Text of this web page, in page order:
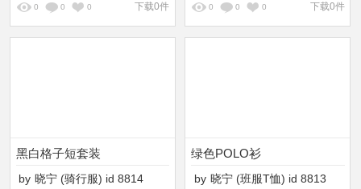
0 0 0 下载0件 0 0 0 下载0件
黑白格子短套装
by 晓宁 (骑行服) id 8814
绿色POLO衫
by 晓宁 (班服T恤) id 8813